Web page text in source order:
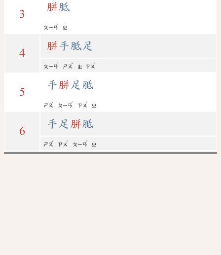
3
胼胝
ㄆㄧㄢ
ˊ
ㄓ
4
胼 手胝足
ㄆㄧㄢ
ˊ
ㄕㄡ
ˇ
ㄓ ㄗㄨ
ˊ
5
手 胼 足胝
ㄕㄡ
ˇ
ㄆㄧㄢ
ˊ
ㄗㄨ
ˊ
ㄓ
6
手足 胼胝
ㄕㄡ
ˇ
ㄗㄨ
ˊ
ㄆㄧㄢ
ˊ
ㄓ